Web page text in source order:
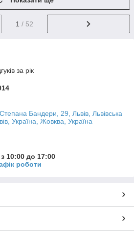
1 / 52
за рік
Бандери, 29, Львів, Львівська
Україна, Жовква, Україна
10:00 до 17:00
роботи